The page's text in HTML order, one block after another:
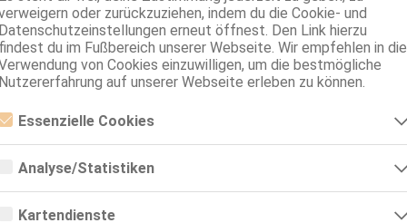
oder zurückzuziehen, indem du die Cookie- und
Datenschutzeinstellungen erneut öffnest. Den Link hierzu
findest du im Fußbereich unserer Webseite. Wir empfehlen in die
von Cookies einzuwilligen, um die bestmögliche
Nutzererfahrung auf unserer Webseite erleben zu können.
Essenzielle Cookies
Cookies sind alle notwendigen Cookies, die für den Betrieb
werden. Die Webseite kann ohne diese Cookies nicht richtig
Analyse/Statistiken
bzw. Statistikcookies sind Cookies, die der Analyse der
Zugriffsstatistiken dienen. Sie helfen den Webseiten-Besitzern zu
Kartendienste
Alle Themen